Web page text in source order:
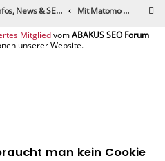
Infos, News & SEO Gerüchte Mit Matomo aka Piwik braucht man kein Cookie Consent
Mitglied
man kein Cookie